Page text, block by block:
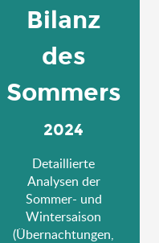
Bilanz
des
Sommers
2024
Detaillierte
Analysen der
Sommer- und
Wintersaison
(Übernachtungen,